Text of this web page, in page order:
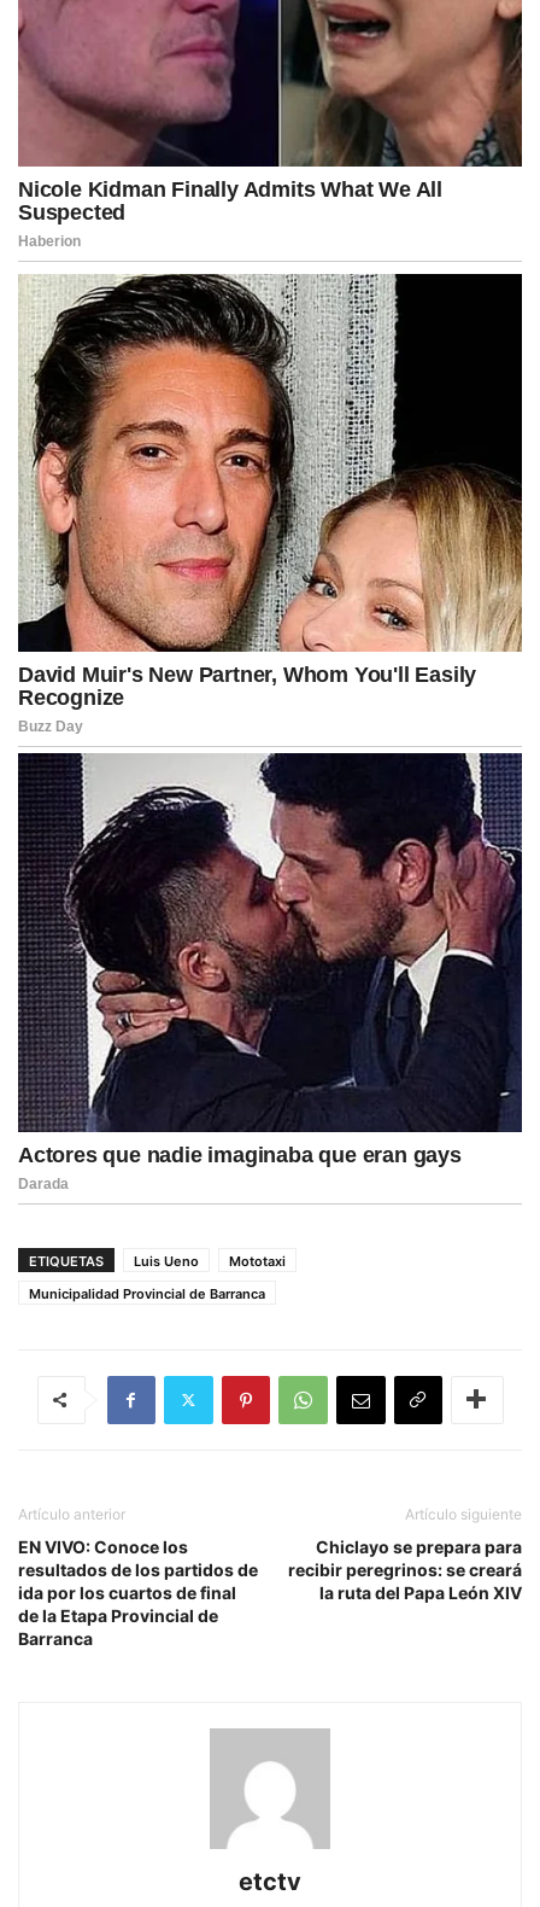
ETIQUETAS Luis Ueno
Mototaxi
Municipalidad Provincial de Barranca
Artículo anterior
EN VIVO: Conoce los
resultados de los partidos de
ida por los cuartos de final
de la Etapa Provincial de
Barranca
Artículo siguiente
Chiclayo se prepara para
recibir peregrinos: se creará
la ruta del Papa León XIV
etctv